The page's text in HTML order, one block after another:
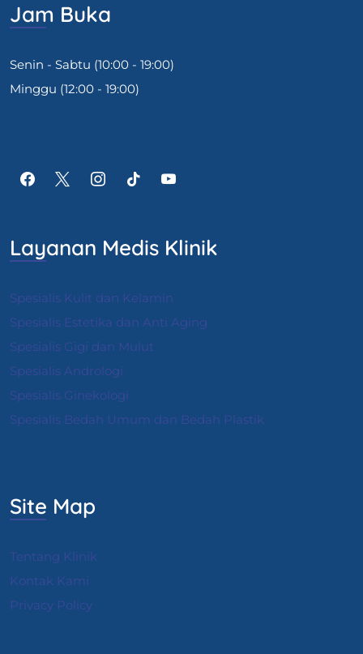
Jam Buka
Senin - Sabtu (10:00 - 19:00)
Minggu (12:00 - 19:00)
Layanan Medis Klinik
Spesialis Kulit dan Kelamin
Spesialis Estetika dan Anti Aging
Spesialis Gigi dan Mulut
Spesialis Andrologi
Spesialis Ginekologi
Spesialis Bedah Umum dan Bedah Plastik
Site Map
Tentang Klinik
Kontak Kami
Privacy Policy